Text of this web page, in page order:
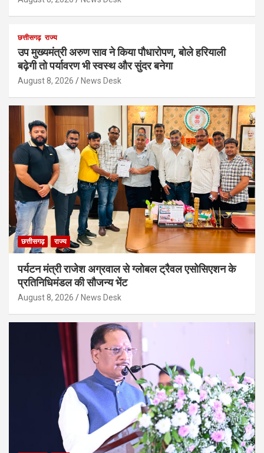
छत्तीसगढ़ राज्य
उप मुख्यमंत्री अरुण साव ने किया पौधारोपण, बोले हरियाली
बढ़ेगी तो पर्यावरण भी स्वस्थ और सुंदर बनेगा
August 8, 2026 News Desk
छत्तीसगढ़ राज्य
पर्यटन मंत्री राजेश अग्रवाल से ग्लोबल ट्रैवल एसोसिएशन के
प्रतिनिधिमंडल की सौजन्य भेंट
August 8, 2026 News Desk